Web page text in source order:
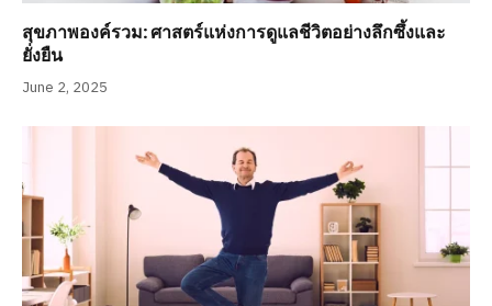
สุขภาพองค์รวม: ศาสตร์แห่งการดูแลชีวิตอย่างลึกซึ้งและ
ยั่งยืน
June 2, 2025